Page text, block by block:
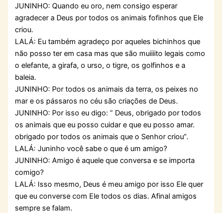
JUNINHO: Quando eu oro, nem consigo esperar
agradecer a Deus por todos os animais fofinhos que Ele
criou.
LALÁ: Eu também agradeço por aqueles bichinhos que
não posso ter em casa mas que são muiiiito legais como
o elefante, a girafa, o urso, o tigre, os golfinhos e a
baleia.
JUNINHO: Por todos os animais da terra, os peixes no
mar e os pássaros no céu são criações de Deus.
JUNINHO: Por isso eu digo: ” Deus, obrigado por todos
os animais que eu posso cuidar e que eu posso amar.
obrigado por todos os animais que o Senhor criou”.
LALÁ: Juninho você sabe o que é um amigo?
JUNINHO: Amigo é aquele que conversa e se importa
comigo?
LALÁ: Isso mesmo, Deus é meu amigo por isso Ele quer
que eu converse com Ele todos os dias. Afinal amigos
sempre se falam.